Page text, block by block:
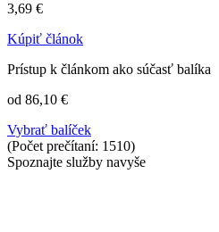
3,69 €
Kúpiť článok
Prístup k článkom ako súčasť balíka
od 86,10 €
Vybrať balíček
(Počet prečítaní: 1510)
Spoznajte služby navyše